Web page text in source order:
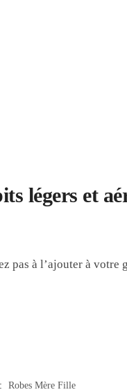
légers et
à l’ajouter à votre
Robes Mère Fille